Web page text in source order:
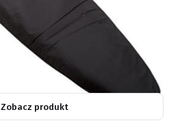
Zobacz produkt